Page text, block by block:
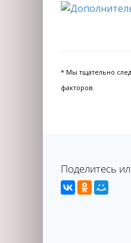
* Мы тщательно
факторов.
Поделитесь